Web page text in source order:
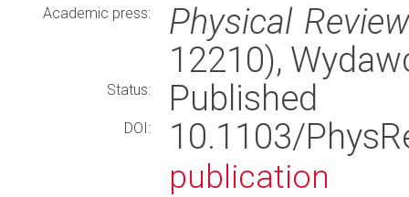
Academic press:
Physical
12210),
Status: Published
DOI: 10.1103/
publication